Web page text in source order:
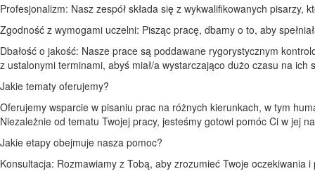
Profesjonalizm: Nasz zespół składa się z wykwalifikowanych
Zgodność z wymogami uczelni: Pisząc pracę, dbamy o to, aby
Dbałość o jakość: Nasze prace są poddawane rygorystycznym
z ustalonymi terminami, abyś miał/a wystarczająco dużo czasu na
Jakie tematy oferujemy?
Oferujemy wsparcie w pisaniu prac na różnych kierunkach, w tym
Niezależnie od tematu Twojej pracy, jesteśmy gotowi pomóc Ci w jej
Jakie etapy obejmuje nasza pomoc?
Konsultacja: Rozmawiamy z Tobą, aby zrozumieć Twoje oczekiwania i